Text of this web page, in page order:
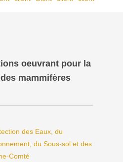
oeuvrant pour la
mammifères
des Eaux, du
du Sous-sol et des
Comté